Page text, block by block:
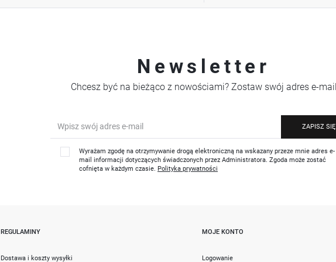
Newsletter
Chcesz być na bieżąco z nowościami? Zostaw swój adres e-mail
ZAPISZ SIĘ
Wyrażam zgodę na otrzymywanie drogą elektroniczną na wskazany przeze mnie adres e-
mail informacji dotyczących świadczonych przez Administratora. Zgoda może zostać
cofnięta w każdym czasie. Polityka prywatności
REGULAMINY
Dostawa i koszty wysyłki
MOJE KONTO
Logowanie